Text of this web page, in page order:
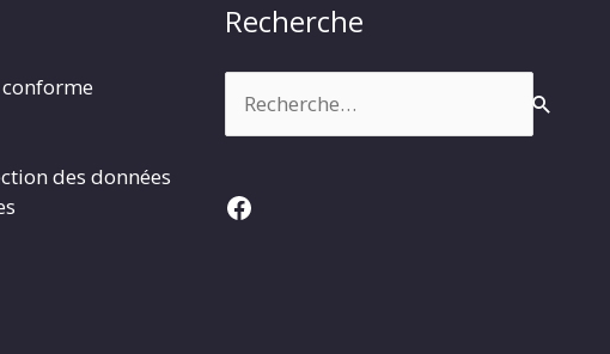
des données
Recherche
Facebook